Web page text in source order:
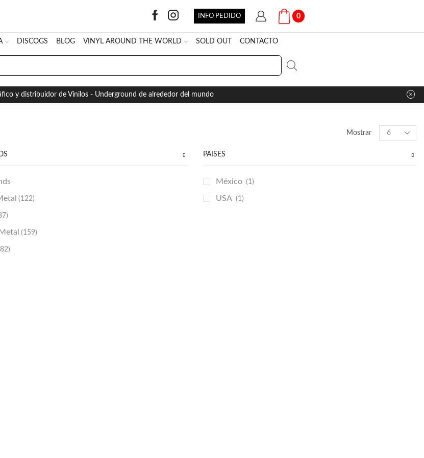
INFO PEDIDO 0
DISCOGS BLOG VINYL AROUND THE WORLD SOLD OUT CONTACTO
SEARCH
INPUT
y distribuidor de Vinilos - Underground de alrededor del mundo
Mostrar
Products
per
(122)
(159)
PAÍSES
México (1)
USA (1)